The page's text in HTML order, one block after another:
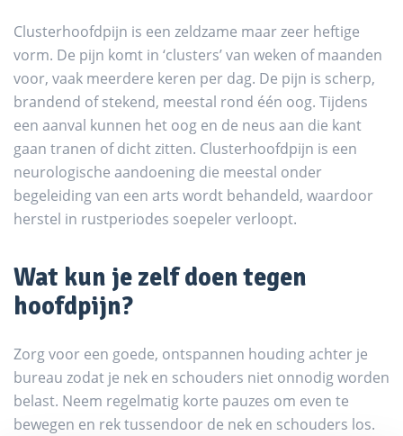
Clusterhoofdpijn is een zeldzame maar zeer heftige
vorm. De pijn komt in ‘clusters’ van weken of maanden
voor, vaak meerdere keren per dag. De pijn is scherp,
brandend of stekend, meestal rond één oog. Tijdens
een aanval kunnen het oog en de neus aan die kant
gaan tranen of dicht zitten. Clusterhoofdpijn is een
neurologische aandoening die meestal onder
begeleiding van een arts wordt behandeld, waardoor
herstel in rustperiodes soepeler verloopt.
Wat kun je zelf doen tegen
hoofdpijn?
Zorg voor een goede, ontspannen houding achter je
bureau zodat je nek en schouders niet onnodig worden
belast. Neem regelmatig korte pauzes om even te
bewegen en rek tussendoor de nek en schouders los.